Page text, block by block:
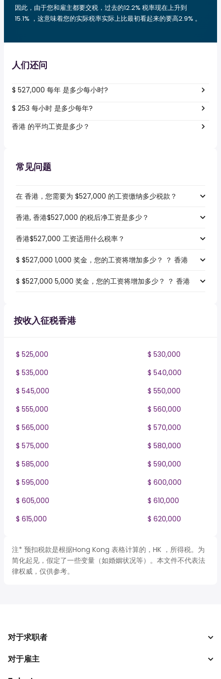
因此，由于您和雇主都要交税，过去的12.2% 税率现在上升到
15.1% ，这意味着您的实际税率实际上比最初看起来的要高2.9% 。
人们还问
$ 527,000 每年 是多少每小时?
$ 253 每小时 是多少每年?
香港 的平均工资是多少？
常见问题
在 香港，您需要为 $527,000 的工资缴纳多少税款？
香港, 香港$527,000 的税后净工资是多少？
香港$527,000 工资适用什么税率？
$ $527,000 1,000 奖金，您的工资将增加多少？ ？ 香港
$ $527,000 5,000 奖金，您的工资将增加多少？ ？ 香港
按收入征税香港
$ 525,000
$ 530,000
$ 535,000
$ 540,000
$ 545,000
$ 550,000
$ 555,000
$ 560,000
$ 565,000
$ 570,000
$ 575,000
$ 580,000
$ 585,000
$ 590,000
$ 595,000
$ 600,000
$ 605,000
$ 610,000
$ 615,000
$ 620,000
注* 预扣税款是根据Hong Kong 表格计算的，HK ，所得税。为
简化起见，假定了一些变量（如婚姻状况等）。本文件不代表法
律权威，仅供参考。
对于求职者
搜索工作
对于雇主